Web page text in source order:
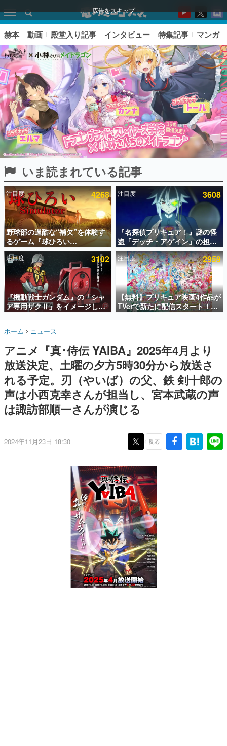
広告をスキップ
ピックアップ
電ファミのいま読まれている記事ランキング
アプリセール情報
インタビュー
連載・特集一覧
殿堂入り記事
SNS拡散数が数千以上！ ページビュー数万以上！ などな
ど。多くの人々に読まれた、電ファミ渾身の“殿堂入り”記
事をまとめました。
名作ゲームクリエイターの方々に製作時のエピソードをお
きます。
赫本
この物語を解いてはいけない。『赫本』は、〈試験問題〉
の形をした短編ホラー小説集です。
新世代に訊く
これからのデジタルゲーム市場を担う若きクリエイター達
ゲーム世代の作家たち
ゲームに多大な影響を受けた作家さんに取材し、ゲームが
画です。
日本モバイルゲーム産業史
日本のモバイルゲーム史における主要なトピック・タイト
ルを網羅するほか、開発者へのインタビューや識者による
解説を掲載。約20年の歴史が一望できる決定版！
若ゲのいたり〜ゲームクリエイターの青春〜
『うつヌケ』『ペンと箸』等で知られるマンガ家・田中圭
一先生によるゲーム業界レポートマンガです。
なんでゲームは面白い？
ゲーム開発者・hamatsu氏がゲームの魅力を画面や操作の
具体的な形から解き明かしていく、硬派で骨太な評論連載
赫本 動画 殿堂入り記事 インタビュー 特集記事 マンガ
いま読まれている記事
注目度 4268
野球部の過酷な“補欠”を体験す
るゲーム『球ひろい
Simulator』が「1件」のウィッ
シュリストをもとにチェコ語に
対応しSNSで話題に。『キング
ダム・カム』開発元やチェコの
プロ野球選手から称賛の声
注目度 3608
『名探偵プリキュア！』謎の怪
盗「デッチ・アゲイン」の担当
キャストは天﨑滉平さんと判
明。『Re:ゼロから始める異世
界生活』オットー役、『ヒプノ
シスマイク』山田三郎役など
注目度 3102
『機動戦士ガンダム』の「シャ
ア専用ザクⅡ」をイメージした
散水ホースリールが予約開始。
ークやジオン公国軍のエンブレ
注目度 2959
【無料】プリキュア映画4作品が
TVerで新たに配信スタート！な
んと2018年～2024年の映画ほぼ
ホーム ニュース
アニメ『真･侍伝 YAIBA』2025年4月より
放送決定、⼟曜の⼣⽅5時30分から放送さ
れる予定。刃（やいば）の父、鉄 剣⼗郎の
声は⼩⻄克幸さんが担当し、宮本武蔵の声
は諏訪部順⼀さんが演じる
2024年11月23日 18:30 反応